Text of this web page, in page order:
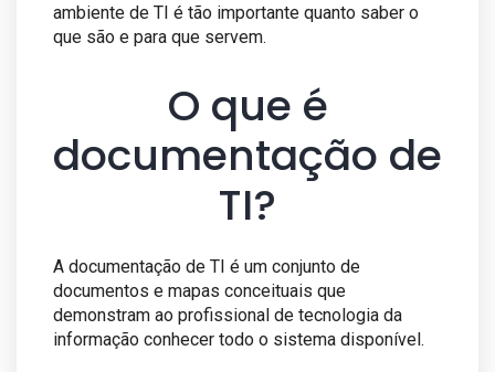
ambiente de TI é tão importante quanto saber o
que são e para que servem.
O que é
documentação de
TI?
A documentação de TI é um conjunto de
documentos e mapas conceituais que
demonstram ao profissional de tecnologia da
informação conhecer todo o sistema disponível.